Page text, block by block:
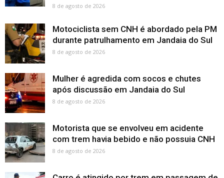
8 de agosto de 2026
Motociclista sem CNH é abordado pela PM
durante patrulhamento em Jandaia do Sul
8 de agosto de 2026
Mulher é agredida com socos e chutes
após discussão em Jandaia do Sul
8 de agosto de 2026
Motorista que se envolveu em acidente
com trem havia bebido e não possuia CNH
8 de agosto de 2026